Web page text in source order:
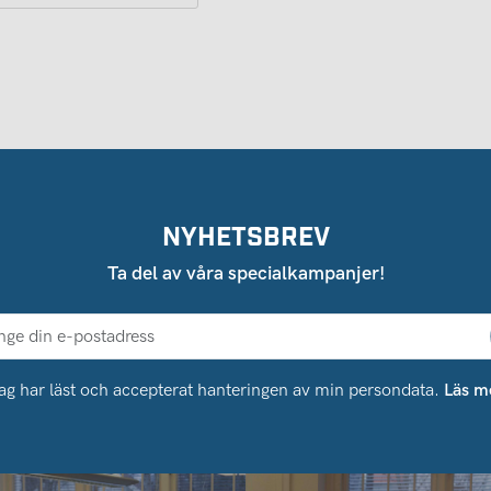
NYHETSBREV
Ta del av våra specialkampanjer!
har läst och accepterat hanteringen av min persondata. Läs